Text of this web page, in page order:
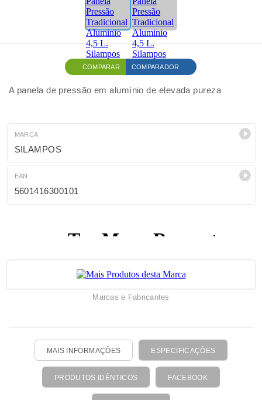
COMPARAR COMPARADOR
A panela de pressão em alumínio de elevada pureza
MARCA
SILAMPOS
EAN
5601416300101
Marcas e Fabricantes
MAIS INFORMAÇÕES ESPECIFICAÇÕES
PRODUTOS IDÊNTICOS FACEBOOK